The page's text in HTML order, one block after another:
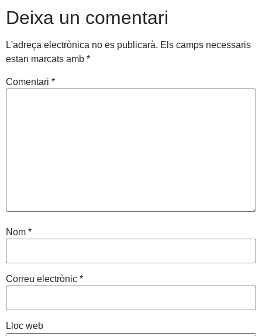
Deixa un comentari
L'adreça electrònica no es publicarà. Els camps necessaris
estan marcats amb *
Comentari *
Nom *
Correu electrònic *
Lloc web